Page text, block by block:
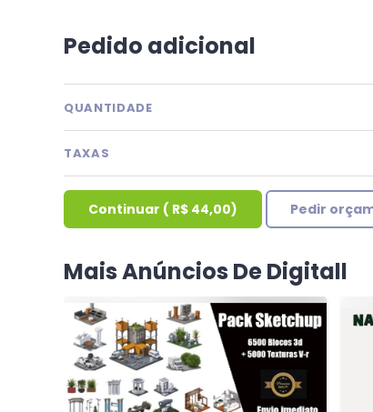
Pedido adicional
QUANTIDADE
TAXAS
Continuar ( R$ 44,00) Pedir
Mais Anúncios De Digitall